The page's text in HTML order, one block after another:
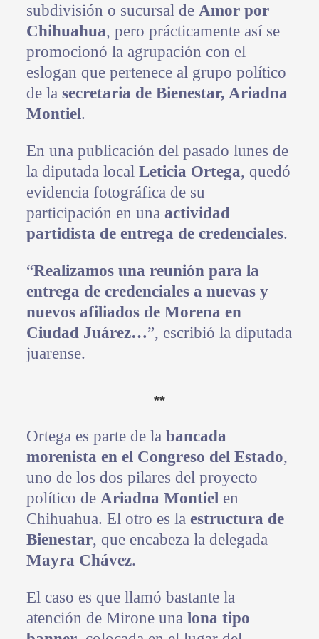
subdivisión o sucursal de Amor por
Chihuahua, pero prácticamente así se
promocionó la agrupación con el
eslogan que pertenece al grupo político
de la secretaria de Bienestar, Ariadna
Montiel.
En una publicación del pasado lunes de
la diputada local Leticia Ortega, quedó
evidencia fotográfica de su
participación en una actividad
partidista de entrega de credenciales.
“Realizamos una reunión para la
entrega de credenciales a nuevas y
nuevos afiliados de Morena en
Ciudad Juárez…”, escribió la diputada
juarense.
**
Ortega es parte de la bancada
morenista en el Congreso del Estado,
uno de los dos pilares del proyecto
político de Ariadna Montiel en
Chihuahua. El otro es la estructura de
Bienestar, que encabeza la delegada
Mayra Chávez.
El caso es que llamó bastante la
atención de Mirone una lona tipo